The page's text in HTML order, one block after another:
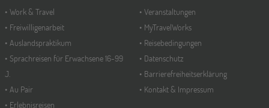
Work & Travel
Freiwilligenarbeit
Auslandspraktikum
Sprachreisen für Erwachsene 16-99
J.
Au Pair
Erlebnisreisen
Veranstaltungen
MyTravelWorks
Reisebedingungen
Datenschutz
Barrierefreiheitserklärung
Kontakt & Impressum